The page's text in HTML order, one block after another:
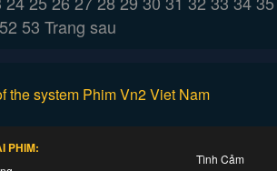
52 53 Trang sau
the system Phim Vn2 Viet Nam
PHIM:
Tình Cảm